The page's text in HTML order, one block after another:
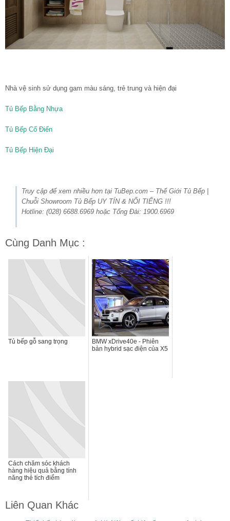
Nhà vệ sinh sử dụng gam màu sáng, trẻ trung và hiện đại
Tủ Bếp Bằng Nhựa
Tủ Bếp Cổ Điển
Tủ Bếp Hiện Đại
Truy cập để xem nhiều hơn tại TuBep.com – Thế Giới Tủ Bếp |
Chuỗi Showroom Tủ Bếp UY TÍN & NỔI TIẾNG !!!
Hotline: (028) 6688.6969 hoặc Tổng Đài: 1900.6969
Cùng Danh Mục :
Tủ bếp gỗ sang trọng
BMW xDrive40e - Phiên
bản hybrid sạc điện của X5
Cách chăm sóc khách
hàng hiệu quả bằng tính
năng thẻ tích điểm
Liên Quan Khác